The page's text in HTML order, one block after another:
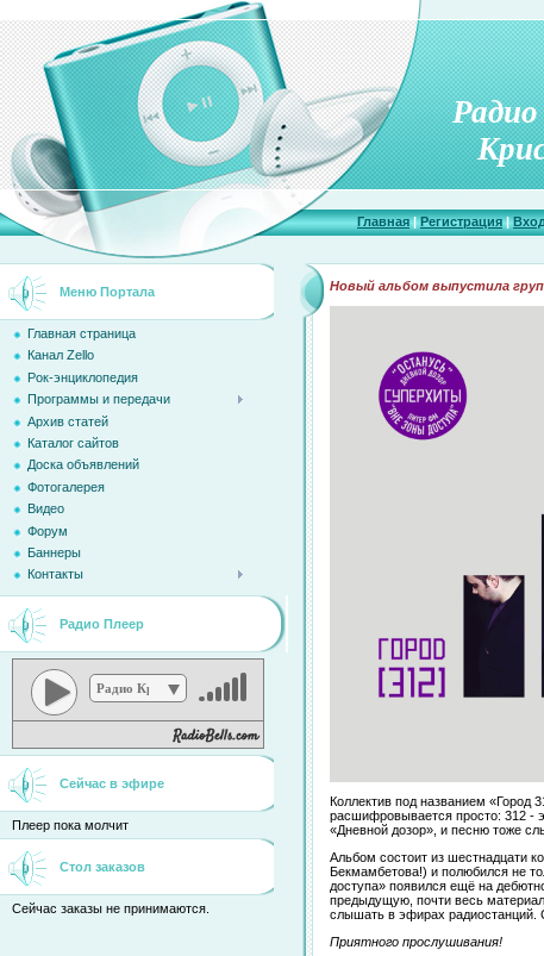
Радио
Главная|Регистрация|
Меню Портала
Главная страница
Канал Zello
Рок-энциклопедия
Программы и передачи
Архив статей
Каталог сайтов
Доска объявлений
Фотогалерея
Видео
Форум
Баннеры
Контакты
Радио Плеер
Радио Кристина
Сейчас в эфире
Плеер пока молчит
Стол заказов
Сейчас заказы не принимаются.
Новый альбом выпустила
Коллектив под названием «Город
расшифровывается просто: 312 -
«Дневной дозор», и песню тоже
Альбом состоит из шестнадцати
Бекмамбетова!) и полюбился не
доступа» появился ещё на
предыдущую, почти весь
слышать в эфирах радиостанций.
Приятного прослушивания!